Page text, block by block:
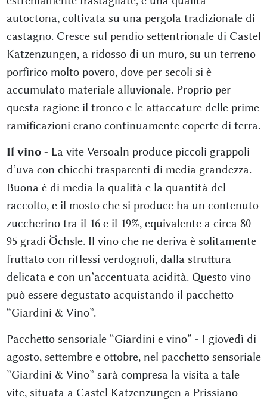
autoctona, coltivata su una pergola tradizionale di
castagno. Cresce sul pendio settentrionale di Castel
Katzenzungen, a ridosso di un muro, su un terreno
porfirico molto povero, dove per secoli si è
accumulato materiale alluvionale. Proprio per
questa ragione il tronco e le attaccature delle prime
ramificazioni erano continuamente coperte di terra.
Il vino- La vite Versoaln produce piccoli grappoli
d’uva con chicchi trasparenti di media grandezza.
Buona è di media la qualità e la quantità del
raccolto, e il mosto che si produce ha un contenuto
zuccherino tra il 16 e il 19%, equivalente a circa 80-
95 gradi Öchsle. Il vino che ne deriva è solitamente
fruttato con riflessi verdognoli, dalla struttura
delicata e con un’accentuata acidità. Questo vino
può essere degustato acquistando il pacchetto
“Giardini & Vino”.
Pacchetto sensoriale “Giardini e vino” - I giovedì di
agosto, settembre e ottobre, nel pacchetto sensoriale
”Giardini & Vino” sarà compresa la visita a tale
vite, situata a Castel Katzenzungen a Prissiano